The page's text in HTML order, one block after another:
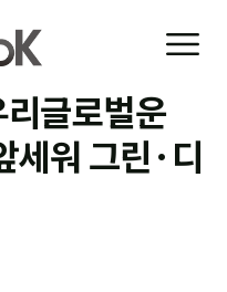
글로벌운
워 그린·디